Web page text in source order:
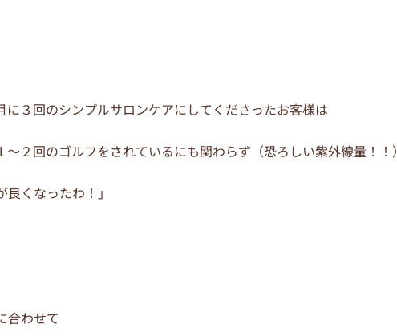
３回のシンプルサロンケアにしてくださったお客様は
２回のゴルフをされているにも関わらず（恐ろしい紫外線量！！）
くなったわ！」
合わせて